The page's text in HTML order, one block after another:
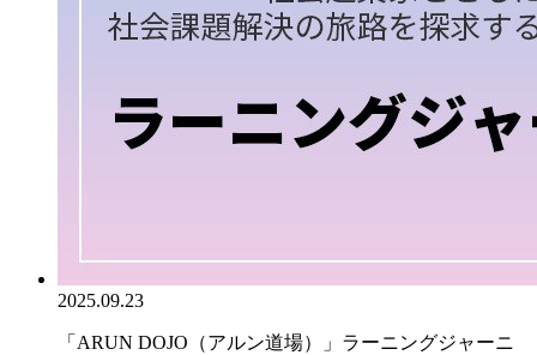
2025.09.23
「ARUN DOJO（アルン道場）」ラーニングジャーニ